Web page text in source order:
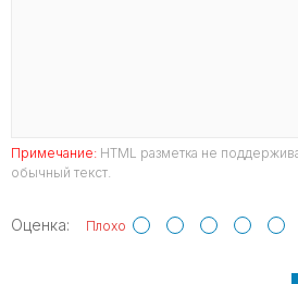
Примечание: HTML разметка не
обычный текст.
Оценка: Плохо